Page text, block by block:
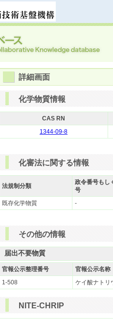
詳細画面
化学物質情報
CAS RN
1344-09-8
化審法に関する情報
法規制分類
政令番号もし
号
既存化学物質
-
その他の情報
届出不要物質
官報公示整理番号
官報公示名称
1-508
ケイ酸ナトリ
NITE-CHRIP